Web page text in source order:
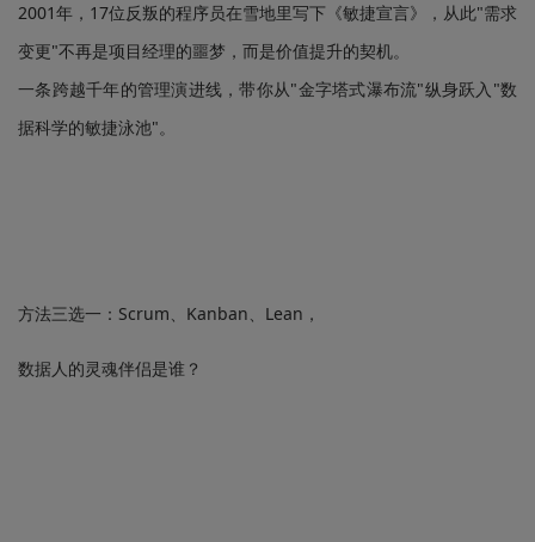
2001年，17位反叛的程序员在雪地里写下《敏捷宣言》，从此"需求
变更"不再是项目经理的噩梦，而是价值提升的契机。
一条跨越千年的管理演进线，带你从"金字塔式瀑布流"纵身跃入"数
据科学的敏捷泳池"。
方法三选一：Scrum、Kanban、Lean，
数据人的灵魂伴侣是谁？